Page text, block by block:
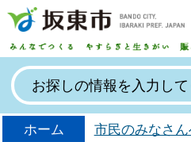
ホーム 市民のみなさ